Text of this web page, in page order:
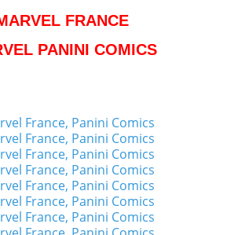
FRANCE
PANINI COMICS